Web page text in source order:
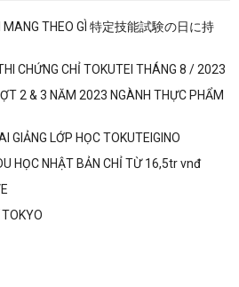
MANG THEO GÌ 特定技能試験の日に持
CHỨNG CHỈ TOKUTEI THÁNG 8 / 2023
2 & 3 NĂM 2023 NGÀNH THỰC PHẨM
GIẢNG LỚP HỌC TOKUTEIGINO
HỌC NHẬT BẢN CHỈ TỪ 16,5tr vnđ